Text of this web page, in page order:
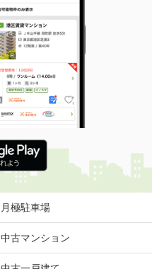
月極駐車場
中古マンション